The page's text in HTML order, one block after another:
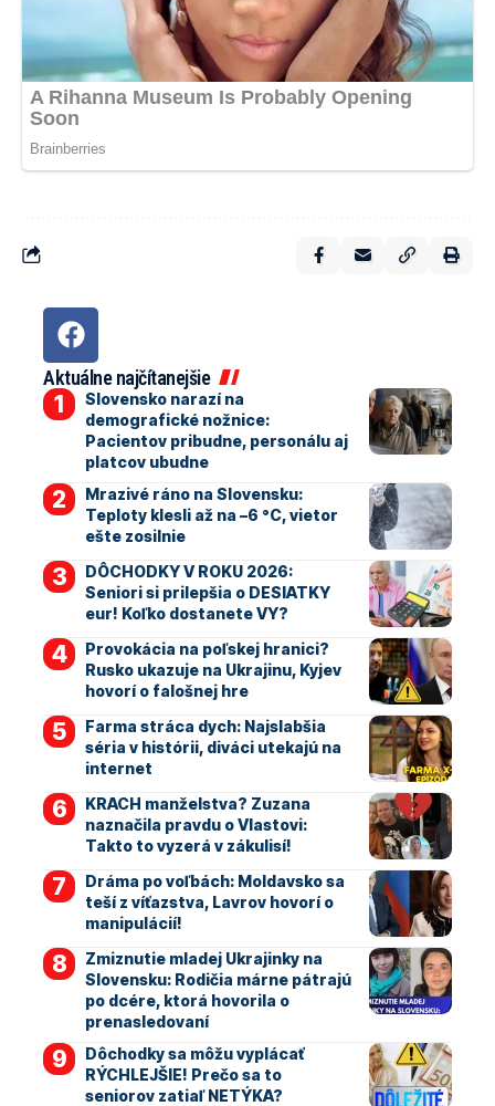
Aktuálne najčítanejšie
Slovensko narazí na
demografické nožnice:
Pacientov pribudne, personálu aj
platcov ubudne
Mrazivé ráno na Slovensku:
Teploty klesli až na –6 °C, vietor
ešte zosilnie
DÔCHODKY V ROKU 2026:
Seniori si prilepšia o DESIATKY
eur! Koľko dostanete VY?
Provokácia na poľskej hranici?
Rusko ukazuje na Ukrajinu, Kyjev
hovorí o falošnej hre
Farma stráca dych: Najslabšia
séria v histórii, diváci utekajú na
internet
KRACH manželstva? Zuzana
naznačila pravdu o Vlastovi:
Takto to vyzerá v zákulisí!
Dráma po voľbách: Moldavsko sa
teší z víťazstva, Lavrov hovorí o
manipulácií!
Zmiznutie mladej Ukrajinky na
Slovensku: Rodičia márne pátrajú
po dcére, ktorá hovorila o
prenasledovaní
Dôchodky sa môžu vyplácať
RÝCHLEJŠIE! Prečo sa to
seniorov zatiaľ NETÝKA?